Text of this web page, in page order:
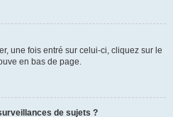
une fois entré sur celui-ci, cliquez sur le
en bas de page.
de sujets ?